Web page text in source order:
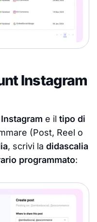
Instagram
e il tipo di
(Post, Reel o
, scrivi la didascalia
programmato: